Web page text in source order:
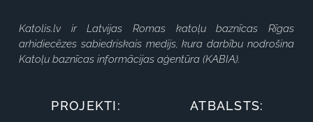
Katolis.lv ir Latvijas Romas katoļu baznīcas Rīgas
arhidiecēzes sabiedriskais medijs, kura darbību nodrošina
Katoļu baznīcas informācijas aģentūra (KABIA).
PROJEKTI: ATBALSTS: